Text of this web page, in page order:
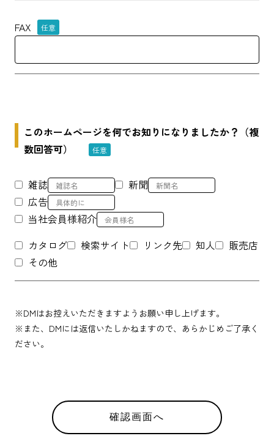
FAX 任意
このホームページを何でお知りになりましたか？（複
数回答可）
任意
雑誌
新聞
広告
当社会員様紹介
カタログ
検索サイト リンク先 知人
販売店
その他
※DMはお控えいただきますようお願い申し上げます。
※また、DMには返信いたしかねますので、あらかじめご了承く
ださい。